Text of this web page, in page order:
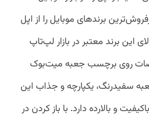
برند‌های موبایل را از اپل
این برند معتبر در بازار لپ‌تاپ
روی برچسب جعبه‌ میت‌بوک
سفیدرنگ،‌ یکپارچه و جذاب این
و بالارده دارد. با باز کردن در